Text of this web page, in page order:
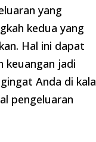
yang
kedua yang
Hal ini dapat
keuangan jadi
Anda di kala
pengeluaran